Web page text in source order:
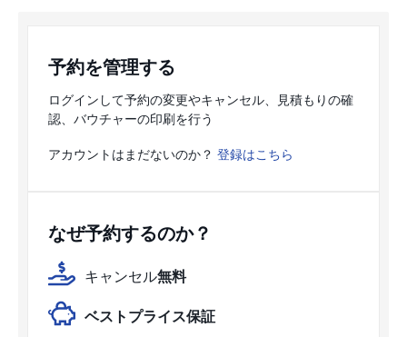
予約を管理する
ログインして予約の変更やキャンセル、見積もりの確
認、バウチャーの印刷を行う
アカウントはまだないのか？ 登録はこちら
なぜ予約するのか？
キャンセル無料
ベストプライス保証